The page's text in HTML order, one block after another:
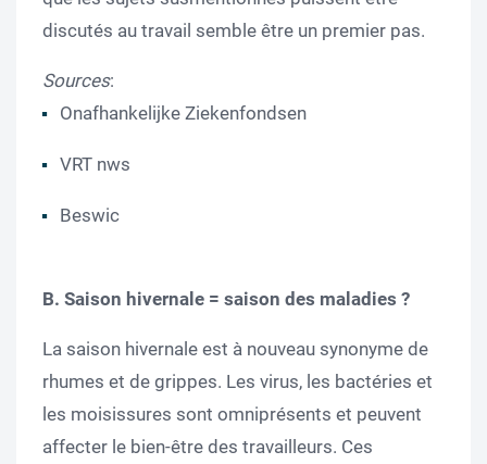
discutés au travail semble être un premier pas.
Sources:
Onafhankelijke Ziekenfondsen
VRT nws
Beswic
B. Saison hivernale = saison des maladies ?
La saison hivernale est à nouveau synonyme de
rhumes et de grippes. Les virus, les bactéries et
les moisissures sont omniprésents et peuvent
affecter le bien-être des travailleurs. Ces